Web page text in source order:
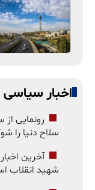
اخبار سیاسی
رونمایی از
سلاح دنیا را
آخرین
شهید انقلاب